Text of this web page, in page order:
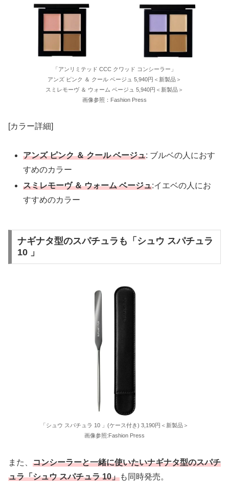
「アンリミテッド CCC クワッド コンシーラー」
アンズ ピンク ＆ クール ベージュ 5,940円＜新製品＞
スミレモーヴ ＆ ウォーム ベージュ 5,940円＜新製品＞
画像参照：Fashion Press
[カラー詳細]
アンズ ピンク ＆ クール ベージュ: ブルベの人におす
すめのカラー
スミレモーヴ ＆ ウォーム ベージュ:イエベの人にお
すすめのカラー
ナギナタ型のスパチュラも「シュウ スパチュラ
10 」
「シュウ スパチュラ 10 」(ケース付き) 3,190円＜新製品＞
画像参照:Fashion Press
また、 コンシーラーと一緒に使いたいナギナタ型のスパチ
ュラ「シュウ スパチュラ 10」も同時発売。